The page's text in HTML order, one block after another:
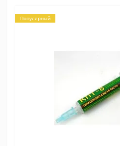
Популярный